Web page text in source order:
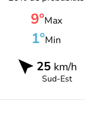
9°Max
1°Min
25 km/h
Sud-Est